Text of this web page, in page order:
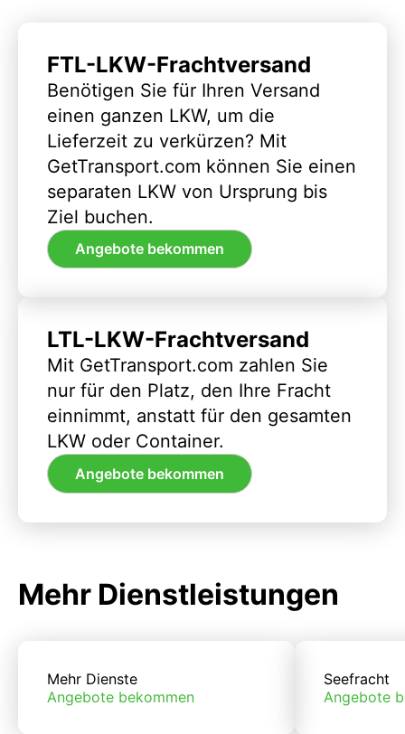
FTL-LKW-Frachtversand
Benötigen Sie für Ihren Versand
einen ganzen LKW, um die
Lieferzeit zu verkürzen? Mit
GetTransport.com können Sie einen
separaten LKW von Ursprung bis
Ziel buchen.
Angebote bekommen
LTL-LKW-Frachtversand
Mit GetTransport.com zahlen Sie
nur für den Platz, den Ihre Fracht
einnimmt, anstatt für den gesamten
LKW oder Container.
Angebote bekommen
Mehr Dienstleistungen
Mehr Dienste
Angebote bekommen
Seefracht
Angebote